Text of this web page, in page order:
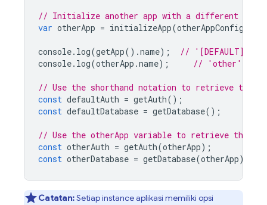
// Initialize another app with a different
var otherApp = initializeApp(otherAppConfig
console. log(getApp().name);
// '[DEFAULT]'
console. log(otherApp .name); // 'other'
// Use the shorthand notation to retrieve the
const defaultAuth = getAuth();
const defaultDatabase = getDatabase();
// Use the otherApp variable to retrieve the
const otherAuth = getAuth(otherApp);
const otherDatabase = getDatabase(otherApp);
Catatan:Setiap instance aplikasi memiliki opsi